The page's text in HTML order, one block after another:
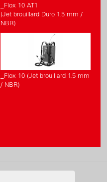
_Flox 10 AT1
(Jet brouillard Duro 1.5 mm /
NBR)
_Flox 10 (Jet brouillard 1.5 mm
/ NBR)